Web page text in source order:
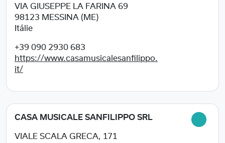
VIA GIUSEPPE LA FARINA 69
98123 MESSINA (ME)
Itálie
+39 090 2930 683
https://www.casamusicalesanfilippo.
it/
CASA MUSICALE SANFILIPPO SRL
VIALE SCALA GRECA, 171